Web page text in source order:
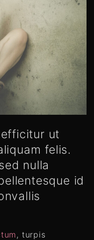
ut
felis.
nulla
id
, turpis